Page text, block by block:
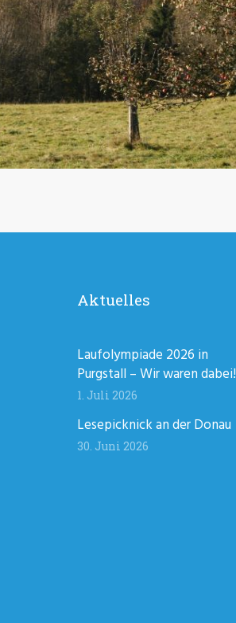
Aktuelles
Laufolympiade 2026 in
Purgstall – Wir waren dabei!
1. Juli 2026
Lesepicknick an der Donau
30. Juni 2026